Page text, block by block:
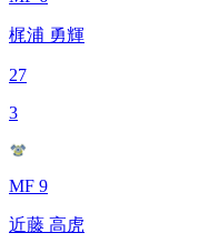
梶浦 勇輝
27
3
MF 9
近藤 高虎